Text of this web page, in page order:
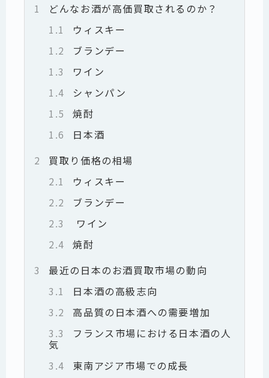
1
どんなお酒が高価買取されるのか？
1.1
ウィスキー
1.2
ブランデー
1.3
ワイン
1.4
シャンパン
1.5
焼酎
1.6
日本酒
2
買取り価格の相場
2.1
ウィスキー
2.2
ブランデー
2.3
ワイン
2.4
焼酎
3
最近の日本のお酒買取市場の動向
3.1
日本酒の高級志向
3.2
高品質の日本酒への需要増加
3.3
フランス市場における日本酒の人
気
3.4
東南アジア市場での成長